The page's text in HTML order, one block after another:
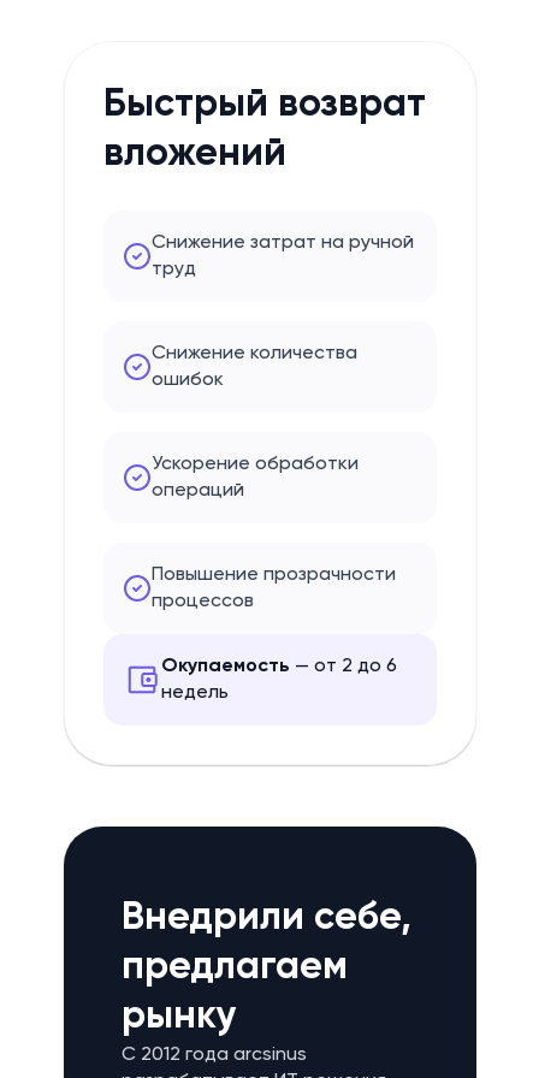
Быстрый возврат
вложений
Снижение затрат на ручной
труд
Снижение количества
ошибок
Ускорение обработки
операций
Повышение прозрачности
процессов
Окупаемость — от 2 до 6
недель
Внедрили себе,
предлагаем
рынку
С 2012 года arcsinus